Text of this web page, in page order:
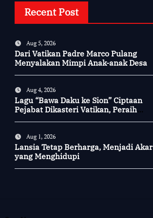
Recent Post
Aug 5, 2026
Dari Vatikan Padre Marco Pulang
Menyalakan Mimpi Anak-anak Desa
Aug 4, 2026
Lagu “Bawa Daku ke Sion” Ciptaan
Pejabat Dikasteri Vatikan, Peraih
Aug 1, 2026
Lansia Tetap Berharga, Menjadi Akar
yang Menghidupi